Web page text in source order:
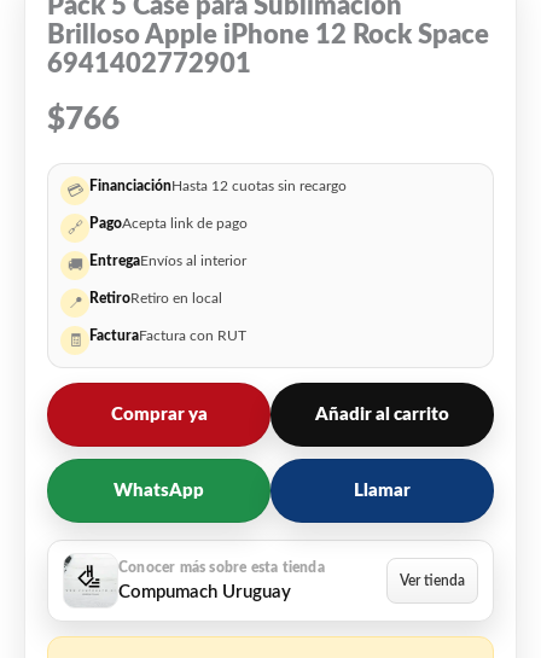
Pack 5 Case para Sublimacion
Brilloso Apple iPhone 12 Rock Space
6941402772901
$766
💳 FinanciaciónHasta 12 cuotas sin recargo
🔗 PagoAcepta link de pago
🚚 EntregaEnvíos al interior
📍 RetiroRetiro en local
🧾 FacturaFactura con RUT
Comprar ya Añadir al carrito
WhatsApp Llamar
Compumach Uruguay